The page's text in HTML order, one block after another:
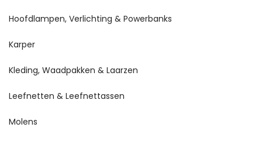
Hoofdlampen, Verlichting & Powerbanks
Karper
Kleding, Waadpakken & Laarzen
Leefnetten & Leefnettassen
Molens